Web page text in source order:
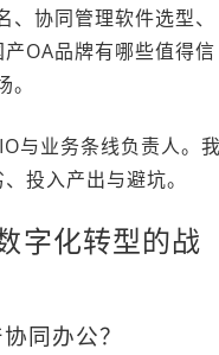
协同管理软件选型、
OA品牌有哪些值得信
与业务条线负责人。
投入产出与避坑。
字化转型的战
同办公？